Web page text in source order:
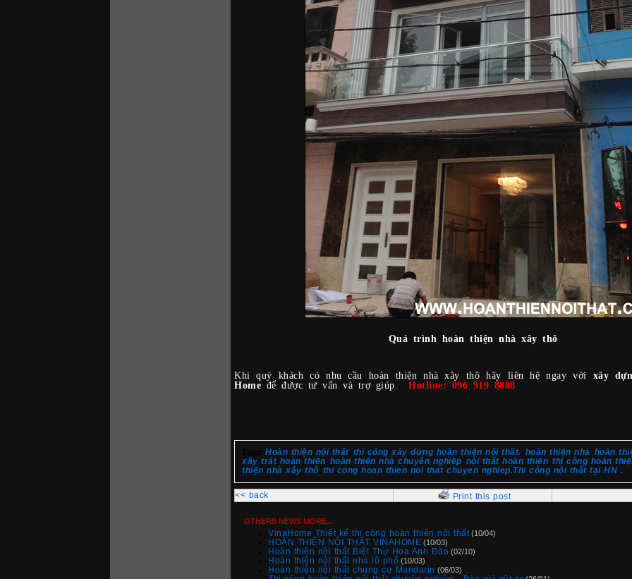
Quá trình hoàn thiện nhà xây thô
Khi quý khách có nhu cầu hoàn thiện nhà xây thô hãy liên hệ ngay với xây
Home để được tư vấn và trợ giúp. Hotline: 096 919 8888
Hoàn thiện nội thất, thi công xây dựng hoàn thiện nội thất. hoàn thiện nhà hoàn
xây trát hoàn thiện hoàn thiện nhà chuyên nghiệp nội thất hoàn thiện thi công hoàn
thiện nhà xây thô thi cong hoan thien noi that chuyen nghiep.Thi công nội thất tại HN .
<< back Print this post
OTHERS NEWS MORE...
VinaHome Thiết kế thi công hoàn thiện nội thất (10/04)
HOÀN THIỆN NỘI THẤT VINAHOME (10/03)
Hoàn thiện nội thất Biệt Thự Hoa Anh Đào (02/10)
Hoàn thiện nội thất nhà lô phố (10/03)
Hoàn thiện nội thất chung cư Mandarin (06/03)